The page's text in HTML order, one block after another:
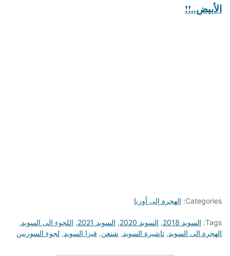
الأبيض..!!
Categories: الهجرة إلى أوربا
Tags: السويد 2018 , السويد 2020 , السويد 2021 , اللجوء الى السويد,
الهجرة الى السويد, تاشيرة السويد, شنغن, فيزا السويد, لجوء السوريين